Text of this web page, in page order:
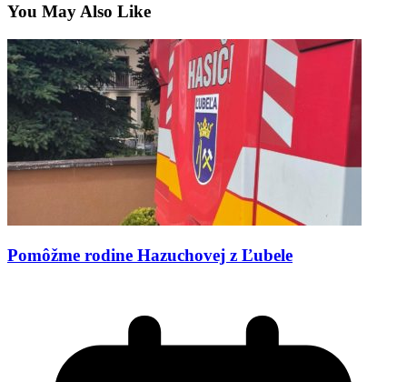
You May Also Like
Pomôžme rodine Hazuchovej z Ľubele